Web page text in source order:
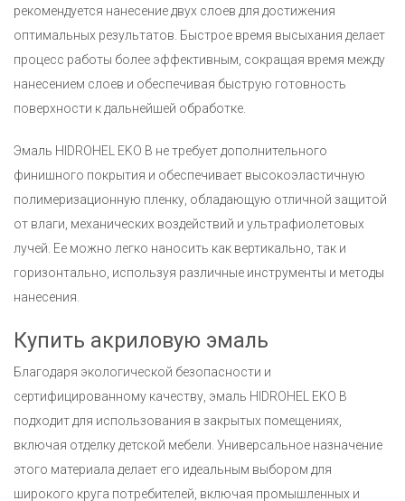
рекомендуется нанесение двух слоев для достижения
оптимальных результатов. Быстрое время высыхания делает
процесс работы более эффективным, сокращая время между
нанесением слоев и обеспечивая быструю готовность
поверхности к дальнейшей обработке.
Эмаль HIDROHEL EKO B не требует дополнительного
финишного покрытия и обеспечивает высокоэластичную
полимеризационную пленку, обладающую отличной защитой
от влаги, механических воздействий и ультрафиолетовых
лучей. Ее можно легко наносить как вертикально, так и
горизонтально, используя различные инструменты и методы
нанесения.
Купить акриловую эмаль
Благодаря экологической безопасности и
сертифицированному качеству, эмаль HIDROHEL EKO B
подходит для использования в закрытых помещениях,
включая отделку детской мебели. Универсальное назначение
этого материала делает его идеальным выбором для
широкого круга потребителей, включая промышленных и